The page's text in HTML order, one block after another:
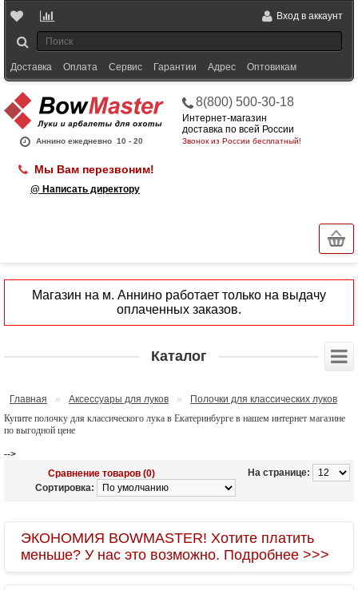
Вход в аккаунт
Доставка Оплата Сервис Гарантии Адрес Оптовикам
Аннино ежедневно 10 - 20
8(800) 500-30-18
Интернет-магазин
доставка по всей России
Звонок из России бесплатный!
Мы Вам перезвоним!
@ Написать директору
Магазин на м. Аннино работает только на выдачу
оплаченных заказов.
Каталог
Главная » Аксессуары для луков »
Полочки для классических луков
Купите полочку для классического лука в Екатеринбурге в нашем интернет магазине
по выгодной цене
-->
На странице:
Сравнение товаров (0)
Сортировка:
ЭКОНОМИЯ BOWMASTER! Хотите платить
меньше? У нас это возможно. Подробнее >>>